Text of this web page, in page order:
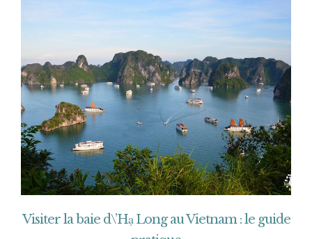
Visiter la baie d\’Hạ Long au Vietnam : le guide